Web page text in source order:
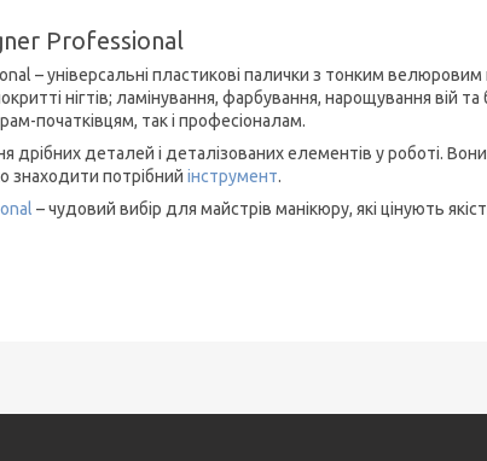
Professional
– універсальні пластикові палички з тонким велюровим
нігтів; ламінування, фарбування, нарощування вій та
початківцям, так і професіоналам.
деталей і деталізованих елементів у роботі.
знаходити потрібний інструмент.
– чудовий вибір для майстрів манікюру, які цінують